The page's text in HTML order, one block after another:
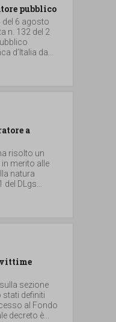
pubblico
del 6 agosto
n. 132 del 2
d’Italia da...
a
risolto un
merito alle
natura
DLgs...
vittime
sezione
stati definiti
al Fondo
decreto è...